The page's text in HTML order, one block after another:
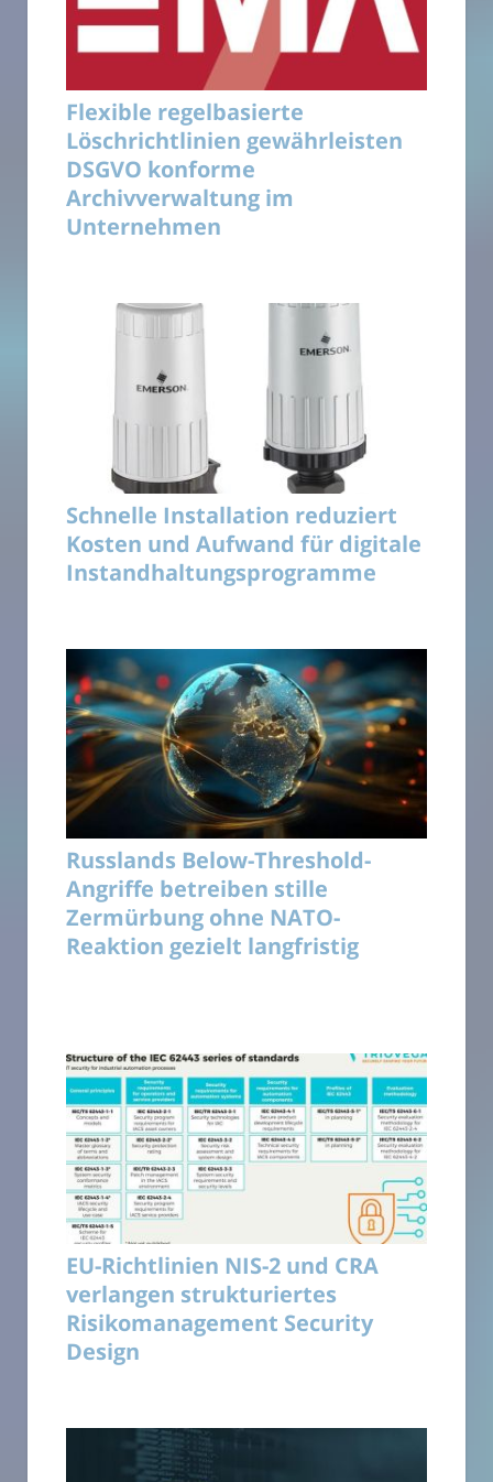
Flexible regelbasierte
Löschrichtlinien gewährleisten
DSGVO konforme
Archivverwaltung im
Unternehmen
Schnelle Installation reduziert
Kosten und Aufwand für digitale
Instandhaltungsprogramme
Russlands Below-Threshold-
Angriffe betreiben stille
Zermürbung ohne NATO-
Reaktion gezielt langfristig
EU-Richtlinien NIS-2 und CRA
verlangen strukturiertes
Risikomanagement Security
Design